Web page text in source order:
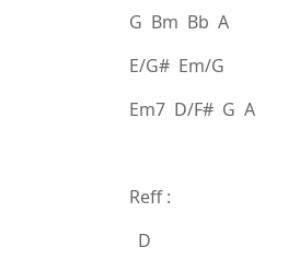
G Bm Bb A
E/G# Em/G
Em7 D/F# G A
Reff :
D